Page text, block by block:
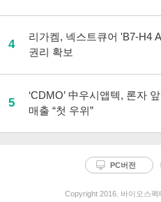
4
리가켐, 넥스트큐어 'B7-H4
권리 확보
5
‘CDMO’ 中우시앱텍, 론자
매출 “첫 우위”
PC버전
Copyright 2016. 바이오스